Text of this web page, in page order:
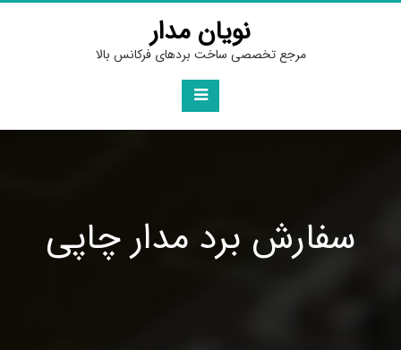
Skip
نویان مدار
مرجع تخصصی ساخت بردهای فرکانس بالا
سفارش برد مدار چاپی